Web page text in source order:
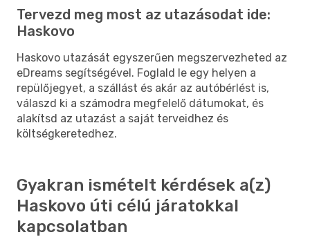
Tervezd meg most az utazásodat ide:
Haskovo
Haskovo utazását egyszerűen megszervezheted az
eDreams segítségével. Foglald le egy helyen a
repülőjegyet, a szállást és akár az autóbérlést is,
válaszd ki a számodra megfelelő dátumokat, és
alakítsd az utazást a saját terveidhez és
költségkeretedhez.
Gyakran ismételt kérdések a(z)
Haskovo úti célú járatokkal
kapcsolatban